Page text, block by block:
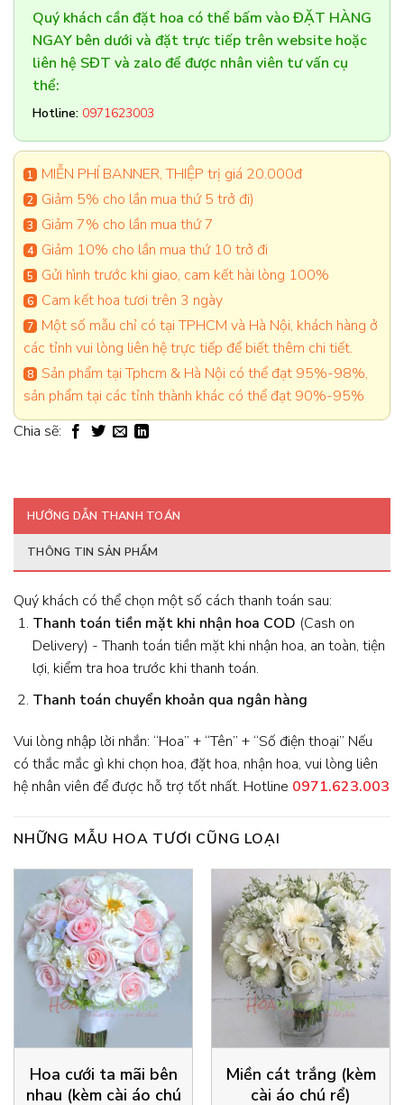
Quý khách cần đặt hoa có thể bấm vào ĐẶT HÀNG
NGAY bên dưới và đặt trực tiếp trên website hoặc
liên hệ SĐT và zalo để được nhân viên tư vấn cụ
thể:
Hotline: 0971623003
MIỄN PHÍ BANNER, THIỆP trị giá 20.000đ
Giảm 5% cho lần mua thứ 5 trở đi)
Giảm 7% cho lần mua thứ 7
Giảm 10% cho lần mua thứ 10 trở đi
Gửi hình trước khi giao, cam kết hài lòng 100%
Cam kết hoa tươi trên 3 ngày
Một số mẫu chỉ có tại TPHCM và Hà Nội, khách hàng ở
các tỉnh vui lòng liên hệ trực tiếp để biết thêm chi tiết.
Sản phẩm tại Tphcm & Hà Nội có thể đạt 95%-98%,
sản phẩm tại các tỉnh thành khác có thể đạt 90%-95%
Chia sẽ:
HƯỚNG DẪN THANH TOÁN
THÔNG TIN SẢN PHẨM
Quý khách có thể chọn một số cách thanh toán sau:
Thanh toán tiền mặt khi nhận hoa COD (Cash on
Delivery) - Thanh toán tiền mặt khi nhận hoa, an toàn, tiện
lợi, kiểm tra hoa trước khi thanh toán.
Thanh toán chuyển khoản qua ngân hàng
Vui lòng nhập lời nhắn: “Hoa” + “Tên” + “Số điện thoại” Nếu
có thắc mắc gì khi chọn hoa, đặt hoa, nhận hoa, vui lòng liên
hệ nhân viên để được hỗ trợ tốt nhất. Hotline 0971.623.003
NHỮNG MẪU HOA TƯƠI CŨNG LOẠI
Hoa cưới ta mãi bên
nhau (kèm cài áo chú
Miền cát trắng (kèm
cài áo chú rể)